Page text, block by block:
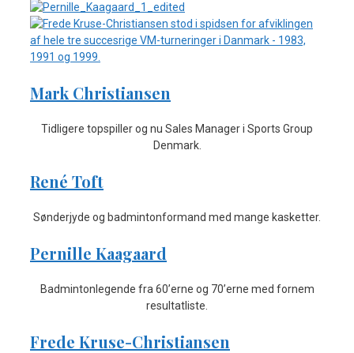
Mark Christiansen
Tidligere topspiller og nu Sales Manager i Sports Group
Denmark.
René Toft
Sønderjyde og badmintonformand med mange kasketter.
Pernille Kaagaard
Badmintonlegende fra 60’erne og 70’erne med fornem
resultatliste.
Frede Kruse-Christiansen